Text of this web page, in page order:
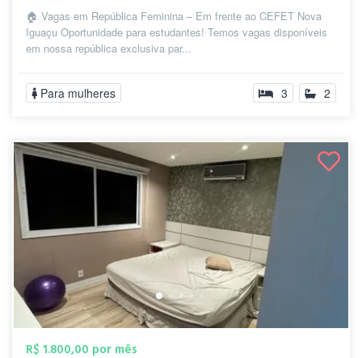
🏠 Vagas em República Feminina – Em frente ao CEFET Nova
Iguaçu Oportunidade para estudantes! Temos vagas disponíveis
em nossa república exclusiva par...
Para mulheres 3 2
R$ 1.800,00 por mês